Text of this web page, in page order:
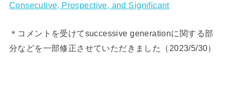
Consecutive, Prospective, and Significant
＊コメントを受けてsuccessive generationに関する部
分などを一部修正させていただきました（2023/5/30）